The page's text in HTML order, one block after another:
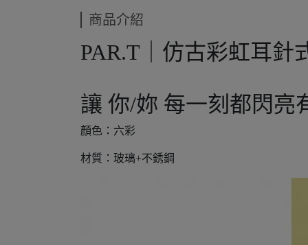
商品介紹
PAR.T｜仿古彩虹耳針
讓 你/妳 每一刻都閃亮
顏色：六彩
材質：玻璃+不銹鋼